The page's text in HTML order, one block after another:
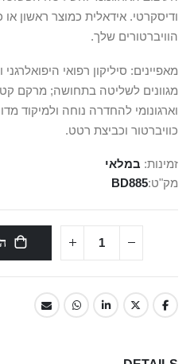
ודיסקרטי. אידאלית כמוצר ראשון
הוויברטורים שלך.
מגוונים לשליטה בתחושה; מרקם
וארגונומי להחדרה נוחה ולמיקוד
כוויברטור וכביצת רטט.
זמינות: במלאי
מק"ט BD885